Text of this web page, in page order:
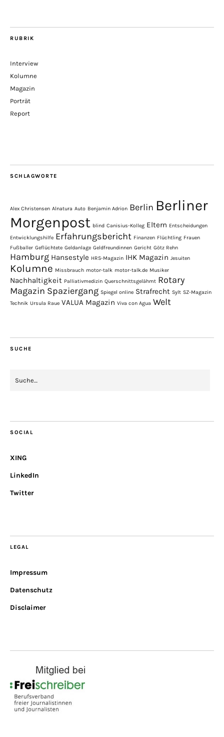
RUBRIK
Interview
Kolumne
Magazin
Porträt
Report
SCHLAGWORTE
Alex Christensen Alnatura Auto Benjamin Adrion Berlin Berliner
Morgenpost blind Canisius-Kolleg Eltern Entscheidungen
Entwicklungshilfe Erfahrungsbericht Finanzen Flüchtling Frauen
Fußballer Geflüchtete Geldanlage Geldfreundinnen Gericht Götz Rehn
Hamburg Hansestyle HRS-Magazin IHK Magazin Jesuiten
Kolumne Missbrauch motor-talk motor-talk.de Musiker
Nachhaltigkeit Palliativmedizin Querschnittsgelähmt Rotary
Magazin Spaziergang Spiegel online Strafrecht Sylt SZ-Magazin
Technik Ursula Raue VALUA Magazin Viva con Agua Welt
SUCHE
SOCIAL
XING
LinkedIn
Twitter
LEGAL
Impressum
Datenschutz
Disclaimer